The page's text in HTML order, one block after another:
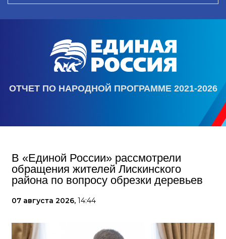
ОТЧЕТ ПО НАРОДНОЙ ПРОГРАММЕ 2021-2026
В «Единой России» рассмотрели
обращения жителей Лискинского
района по вопросу обрезки деревьев
07 августа 2026, 14:44